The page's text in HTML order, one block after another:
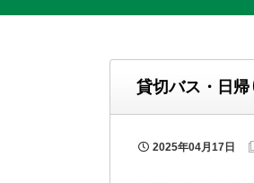
貸切バス・日帰
2025年04月17日